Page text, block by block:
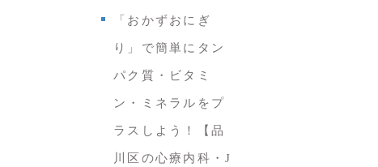
「おかずおにぎ
り」で簡単にタン
パク質・ビタミ
ン・ミネラルをプ
ラスしよう！【品
川区の心療内科・J